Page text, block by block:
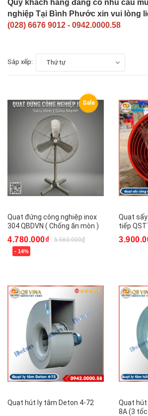
Quý khách hàng đang có nhu cầu
nghiệp Tại Bình Phước xin vui lòng
(028) 6676 9012 - 0942.0000.58
Sắp xếp: Thứ tự
Sale
Quạt đứng công nghiệp inox
304 QBDVN ( Chống ăn mòn )
4.780.000₫ 5.560.000₫
- 14%
Quạt
tiếp
Quạt hút ly tâm Deton 4-72
Quạt hút
8A (3